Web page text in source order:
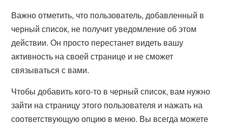
Важно отметить, что пользователь, добавленный в
черный список, не получит уведомление об этом
действии. Он просто перестанет видеть вашу
активность на своей странице и не сможет
связываться с вами.
Чтобы добавить кого-то в черный список, вам нужно
зайти на страницу этого пользователя и нажать на
соответствующую опцию в меню. Вы всегда можете